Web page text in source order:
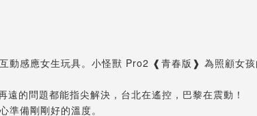
動感應女生玩具。小怪獸 Pro2 ❰青春版❱ 為照顧女
遠的問題都能指尖解決，台北在遙控，巴黎在震動！
準備剛剛好的溫度。